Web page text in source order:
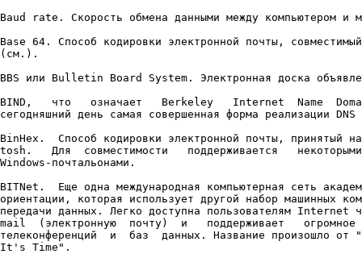
Baud rate. Скорость обмена данными между компьютером и
Base 64. Способ кодировки электронной почты,
(см.).
BBS или Bulletin Board System. Электронная доска
BIND,   что   означает   Berkeley   Internet  Name
сегодняшний день самая совершенная форма реализации
BinHex.  Способ кодировки электронной почты, принятый
tosh.   Для  совместимости   поддерживается   некоторыми
Windows-почтальонами.
BITNet.  Еще одна международная компьютерная сеть
ориентации, которая использует другой набор машинных
передачи данных. Легко доступна пользователям Internet
mail  (электронную  почту)  и   поддерживает   огромное
телеконференций  и  баз  данных. Название произошло от
It's Time".